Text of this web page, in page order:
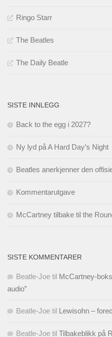
Ringo Starr
The Beatles
The Daily Beatle
SISTE INNLEGG
Back to the egg i 2027?
Ny lyd på A Hard Day’s Night
Beatles anerkjenner den
Kommentarutgave
McCartney tilbake til the
SISTE KOMMENTARER
Beatle-Joe til McCartney-
audio”
Beatle-Joe til Lewisohn –
Beatle-Joe til Tilbakeblikk på